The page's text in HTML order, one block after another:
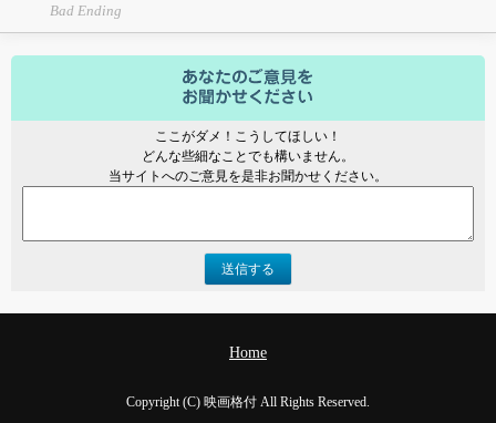
Bad Ending
ここがダメ！こうしてほしい！
どんな些細なことでも構いません。
当サイトへのご意見を是非お聞かせください。
送信する
Home
Copyright (C) 映画格付 All Rights Reserved.